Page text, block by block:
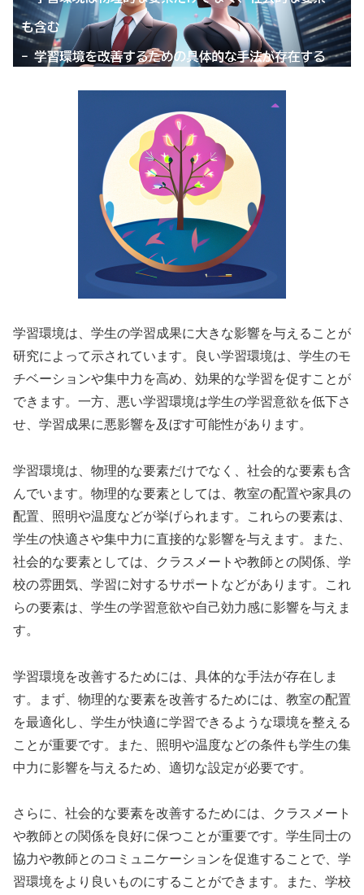
学習環境は、学生の学習成果に大きな影響を与えることが
研究によって示されています。良い学習環境は、学生のモ
チベーションや集中力を高め、効果的な学習を促すことが
できます。一方、悪い学習環境は学生の学習意欲を低下さ
せ、学習成果に悪影響を及ぼす可能性があります。
学習環境は、物理的な要素だけでなく、社会的な要素も含
んでいます。物理的な要素としては、教室の配置や家具の
配置、照明や温度などが挙げられます。これらの要素は、
学生の快適さや集中力に直接的な影響を与えます。また、
社会的な要素としては、クラスメートや教師との関係、学
校の雰囲気、学習に対するサポートなどがあります。これ
らの要素は、学生の学習意欲や自己効力感に影響を与えま
す。
学習環境を改善するためには、具体的な手法が存在しま
す。まず、物理的な要素を改善するためには、教室の配置
を最適化し、学生が快適に学習できるような環境を整える
ことが重要です。また、照明や温度などの条件も学生の集
中力に影響を与えるため、適切な設定が必要です。
さらに、社会的な要素を改善するためには、クラスメート
や教師との関係を良好に保つことが重要です。学生同士の
協力や教師とのコミュニケーションを促進することで、学
習環境をより良いものにすることができます。また、学校